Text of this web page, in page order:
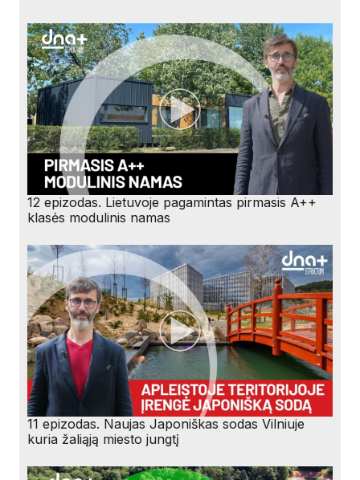
12 epizodas. Lietuvoje pagamintas pirmasis A++
klasės modulinis namas
11 epizodas. Naujas Japoniškas sodas Vilniuje
kuria žaliąją miesto jungtį